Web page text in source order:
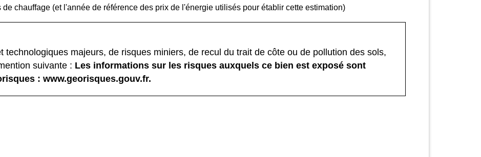
chauffage (et l'année de référence des prix de l'énergie utilisés pour établir cette estimation)
technologiques majeurs, de risques miniers, de recul du trait de côte ou de pollution des sols,
suivante : Les informations sur les risques auxquels ce bien est exposé sont
: www.georisques.gouv.fr.